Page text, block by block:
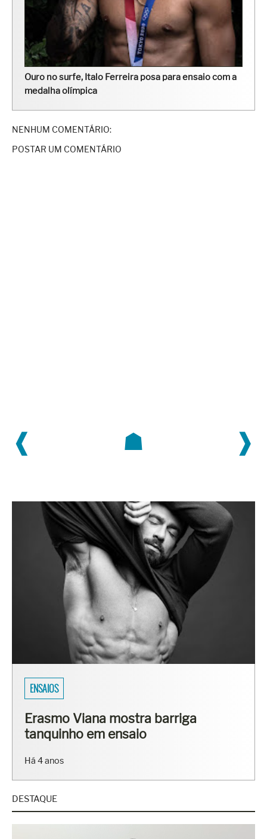
Ouro no surfe, Italo Ferreira posa para ensaio com a
medalha olímpica
NENHUM COMENTÁRIO:
POSTAR UM COMENTÁRIO
❰ ❱
☗
SARADOS DO BRASIL
Fisiculturistas Lucas Luz e Vinícius
Ribeiro mostram os corpos sarados
DESTAQUE